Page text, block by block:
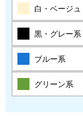
白・ベージュ
黒・グレー系
ブルー系
グリーン系